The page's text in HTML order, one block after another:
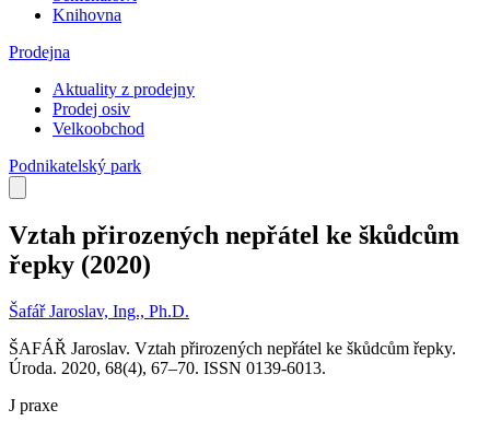
Knihovna
Prodejna
Aktuality z prodejny
Prodej osiv
Velkoobchod
Podnikatelský park
Vztah přirozených nepřátel ke škůdcům
řepky (2020)
Šafář Jaroslav, Ing., Ph.D.
ŠAFÁŘ Jaroslav. Vztah přirozených nepřátel ke škůdcům řepky.
Úroda. 2020, 68(4), 67–70. ISSN 0139-6013.
J praxe